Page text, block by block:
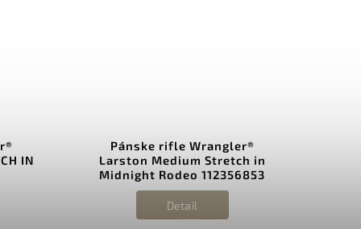
IN
Pánske rifle Wrangler®
Larston Medium Stretch in
Midnight Rodeo 112356853
Detail